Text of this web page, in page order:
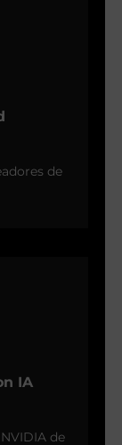
de
IA
de